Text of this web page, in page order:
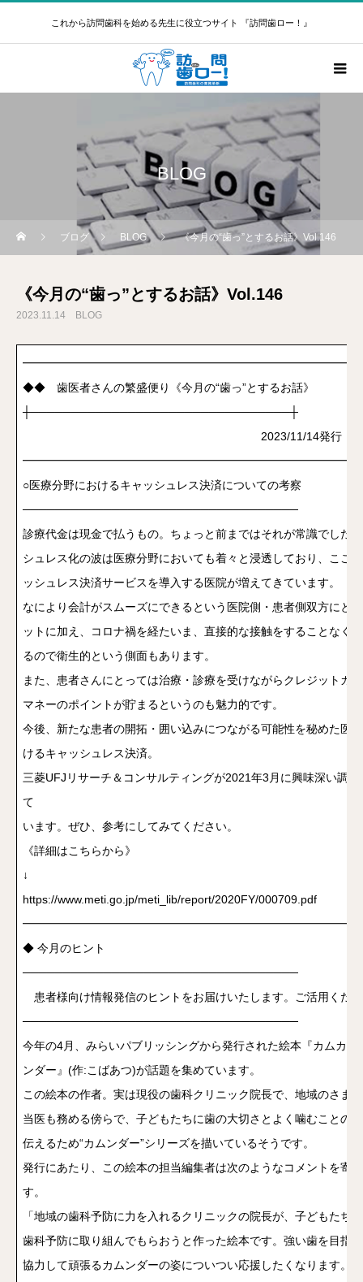
これから訪問歯科を始める先生に役立つサイト 『訪問歯ロー！』
BLOG
ブログ BLOG 《今月の“歯っ”とするお話》Vol.146
《今月の“歯っ”とするお話》Vol.146
2023.11.14 BLOG
◆◆ 歯医者さんの繁盛便り《今月の“歯っ”とするお話》
┼────────────────────────────────┼
2023/11/14発行
○医療分野におけるキャッシュレス決済についての考察
──────────────────────────────────
診療代金は現金で払うもの。ちょっと前まではそれが常識でした
シュレス化の波は医療分野においても着々と浸透しており、ここ
ッシュレス決済サービスを導入する医院が増えてきています。
なにより会計がスムーズにできるという医院側・患者側双方にと
ットに加え、コロナ禍を経たいま、直接的な接触をすることなく
るので衛生的という側面もあります。
また、患者さんにとっては治療・診療を受けながらクレジットカ
マネーのポイントが貯まるというのも魅力的です。
今後、新たな患者の開拓・囲い込みにつながる可能性を秘めた医
けるキャッシュレス決済。
三菱UFJリサーチ＆コンサルティングが2021年3月に興味深い調査
て
います。ぜひ、参考にしてみてください。
《詳細はこちらから》
↓
https://www.meti.go.jp/meti_lib/report/2020FY/000709.pdf
◆ 今月のヒント
──────────────────────────────────
患者様向け情報発信のヒントをお届けいたします。ご活用くだ
──────────────────────────────────
今年の4月、みらいパブリッシングから発行された絵本『カムカム
ンダー』(作:こばあつ)が話題を集めています。
この絵本の作者。実は現役の歯科クリニック院長で、地域のさま
当医も務める傍らで、子どもたちに歯の大切さとよく噛むことの
伝えるため“カムンダー”シリーズを描いているそうです。
発行にあたり、この絵本の担当編集者は次のようなコメントを寄
す。
「地域の歯科予防に力を入れるクリニックの院長が、子どもたち
歯科予防に取り組んでもらおうと作った絵本です。強い歯を目指
協力して頑張るカムンダーの姿についつい応援したくなります。